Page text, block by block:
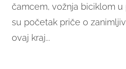
čamcem, vožnja biciklom
su početak priče o
ovaj kraj...